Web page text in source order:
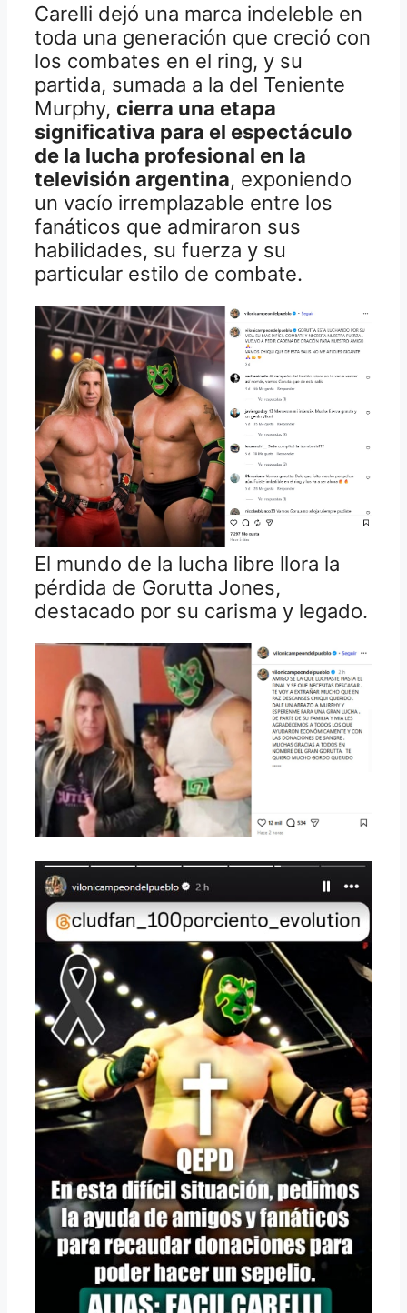
Carelli dejó una marca indeleble en
toda una generación que creció con
los combates en el ring, y su
partida, sumada a la del Teniente
Murphy, cierra una etapa
significativa para el espectáculo
de la lucha profesional en la
televisión argentina, exponiendo
un vacío irremplazable entre los
fanáticos que admiraron sus
habilidades, su fuerza y su
particular estilo de combate.
El mundo de la lucha libre llora la
pérdida de Gorutta Jones,
destacado por su carisma y legado.